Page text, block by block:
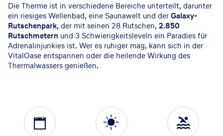
Die Therme ist in verschiedene Bereiche unterteilt, darunter
ein riesiges Wellenbad, eine Saunawelt und derGalaxy-
Rutschenpark, der mit seinen 28 Rutschen, 2.850
Rutschmetern und 3 Schwierigkeitsleveln ein Paradies für
Adrenalinjunkies ist. Wer es ruhiger mag, kann sich in der
VitalOase entspannen oder die heilende Wirkung des
Thermalwassers genießen.